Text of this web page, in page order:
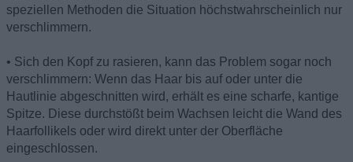
speziellen Methoden die Situation höchstwahrscheinlich nur
verschlimmern.
• Sich den Kopf zu rasieren, kann das Problem sogar noch
verschlimmern: Wenn das Haar bis auf oder unter die
Hautlinie abgeschnitten wird, erhält es eine scharfe, kantige
Spitze. Diese durchstößt beim Wachsen leicht die Wand des
Haarfollikels oder wird direkt unter der Oberfläche
eingeschlossen.